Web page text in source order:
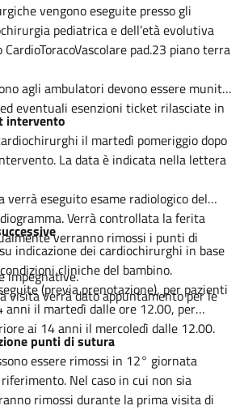
vengono eseguite presso gli
pediatrica e dell’età evolutiva
pad.23 piano terra
agli ambulatori devono essere muniti
eventuali esenzioni ticket rilasciate in
intervento
il martedì pomeriggio dopo
La data è indicata nella lettera
verrà eseguito esame radiologico del
Verrà controllata la ferita
verranno rimossi i punti di
impegnative.
visita verrà dato appuntamento per le
indicazione dei cardiochirurghi in base
cliniche del bambino.
(previa prenotazione), per pazienti
il martedì dalle ore 12.00, per
ai 14 anni il mercoledì dalle 12.00.
punti di sutura
essere rimossi in 12° giornata
Nel caso in cui non sia
rimossi durante la prima visita di